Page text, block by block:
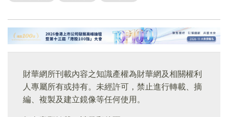
財華網所刊載內容之知識產權為財華網及相關權利
人專屬所有或持有。未經許可，禁止進行轉載、摘
編、複製及建立鏡像等任何使用。